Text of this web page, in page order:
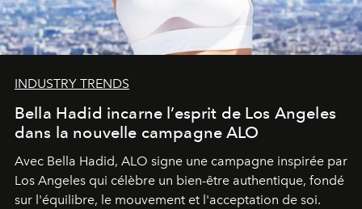
INDUSTRY TRENDS
Bella Hadid incarne l’esprit de Los Angeles
dans la nouvelle campagne ALO
Avec Bella Hadid, ALO signe une campagne inspirée par
Los Angeles qui célèbre un bien-être authentique, fondé
sur l'équilibre, le mouvement et l'acceptation de soi.